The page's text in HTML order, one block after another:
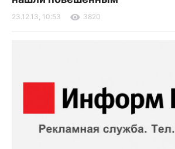
23.12.13, 10:53 3820